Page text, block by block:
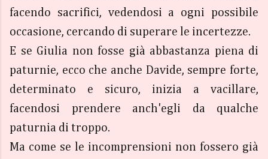
facendo sacrifici, vedendosi a ogni possibile
occasione, cercando di superare le incertezze.
E se Giulia non fosse già abbastanza piena di
paturnie, ecco che anche Davide, sempre forte,
determinato e sicuro, inizia a vacillare,
facendosi prendere anch'egli da qualche
paturnia di troppo.
Ma come se le incomprensioni non fossero già